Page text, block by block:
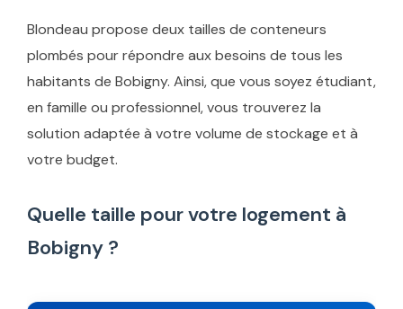
Blondeau propose deux tailles de conteneurs
plombés pour répondre aux besoins de tous les
habitants de Bobigny. Ainsi, que vous soyez étudiant,
en famille ou professionnel, vous trouverez la
solution adaptée à votre volume de stockage et à
votre budget.
Quelle taille pour votre logement à
Bobigny ?